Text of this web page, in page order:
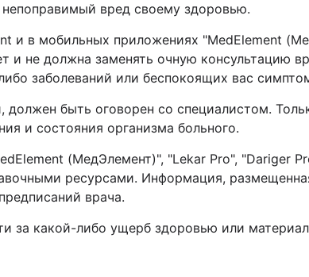
вред своему здоровью.
и в мобильных приложениях "MedElement
и не должна заменять очную консультацию
заболеваний или беспокоящих вас
быть оговорен со специалистом.
и состояния организма больного.
(МедЭлемент)", "Lekar Pro", "Dariger
ресурсами. Информация,
врача.
за какой-либо ущерб здоровью или